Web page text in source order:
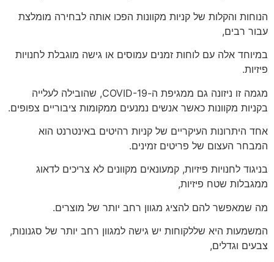
הנוחות והקלות של קניות מקוונות הפכו אותה לבחירה מומלצת
עבור רבים,
במיוחד אלה עם לוחות זמנים עמוסים או גישה מוגבלת לחנויות
פיזיות.
מגמה זו ניזונה גם ממגיפת ה-COVID-19, שהובילה לעלייה
בקניות מקוונות כאשר אנשים נמנעים ממקומות ציבוריים צפופים.
אחד היתרונות העיקריים של קניות רהיטים באינטרנט הוא
המבחר העצום של פריטים זמינים.
בניגוד לחנויות פיזיות, קמעונאים מקוונים לא צריכים לדאוג
ממגבלות שטח פיזיות,
מה שמאפשר להם להציג מגוון רחב יותר של מוצרים.
המשמעות היא שללקוחות יש גישה למגוון רחב יותר של סגנונות,
צבעים וגדלים,